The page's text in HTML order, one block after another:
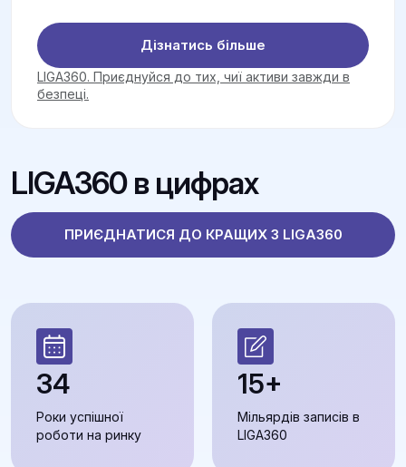
Дізнатись більше
LIGA360. Приєднуйся до тих, чиї активи завжди в
безпеці.
LIGA360 в цифрах
ПРИЄДНАТИСЯ ДО КРАЩИХ З LIGA360
34
Роки успішної
роботи на ринку
15+
Мільярдів записів в
LIGA360